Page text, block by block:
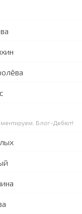
Блог-Дебют!